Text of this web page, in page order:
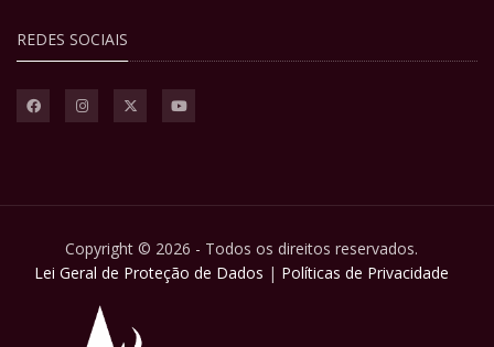
REDES SOCIAIS
Copyright © 2026 - Todos os direitos reservados.
Lei Geral de Proteção de Dados | Políticas de Privacidade